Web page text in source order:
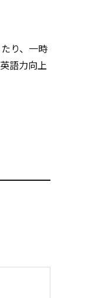
り、一時
語力向上